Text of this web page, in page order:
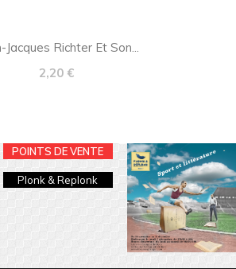
Jacques Richter Et Son...
Prix
2,20 €
POINTS DE VENTE
Plonk & Replonk